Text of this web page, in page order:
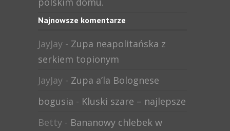
Najnowsze komentarze
JayJay - Zupa neapolitańska z
serkiem topionym
JayJay - Zupa a’la Bolognese
bogusia - Kluski szare – najlepsze
Betty - Bananowy chlebek w